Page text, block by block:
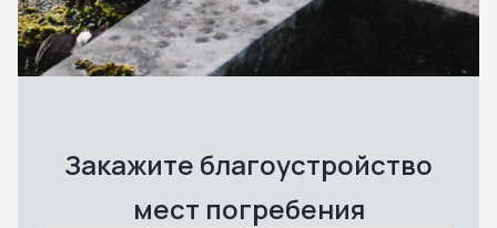
Закажите благоустройство
мест погребения